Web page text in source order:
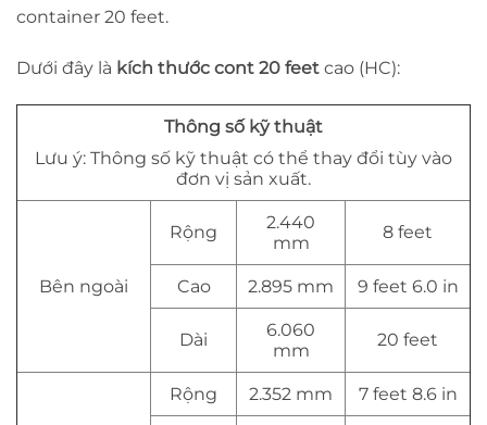
container 20 feet.
Dưới đây là kích thước cont 20 feet cao (HC):
Thông số kỹ thuật
Lưu ý: Thông số kỹ thuật có thể thay đổi tùy vào
đơn vị sản xuất.
Bên ngoài
Rộng
2.440
mm
8 feet
Cao 2.895 mm 9 feet 6.0 in
Dài
6.060
mm
20 feet
Rộng 2.352 mm 7 feet 8.6 in